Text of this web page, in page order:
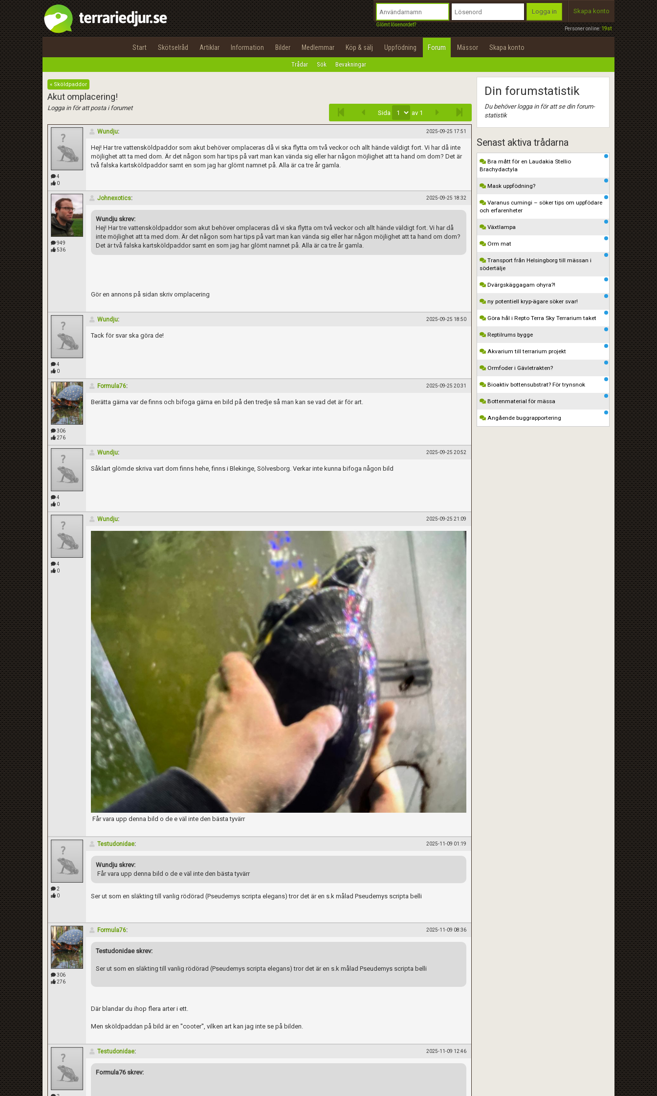
Personer online:19st
Logga in
Glömt lösenordet?
Skapa konto
Start Skötselråd Artiklar Information Bilder Medlemmar Köp & sälj Uppfödning Forum Mässor Skapa konto
Trådar Sök Bevakningar
« Sköldpaddor
Akut omplacering!
Logga in för att posta i forumet
Sida av 1
4
0
Wundju: 2025-09-25 17:51
Hej! Har tre vattensköldpaddor som akut behöver omplaceras då vi ska flytta om två veckor och allt hände väldigt fort. Vi har då inte
möjlighet att ta med dom. Är det någon som har tips på vart man kan vända sig eller har någon möjlighet att ta hand om dom? Det är
två falska kartsköldpaddor samt en som jag har glömt namnet på. Alla är ca tre år gamla.
949
536
Johnexotics: 2025-09-25 18:32
Wundju skrev:
Hej! Har tre vattensköldpaddor som akut behöver omplaceras då vi ska flytta om två veckor och allt hände väldigt fort. Vi har då
inte möjlighet att ta med dom. Är det någon som har tips på vart man kan vända sig eller har någon möjlighet att ta hand om dom?
Det är två falska kartsköldpaddor samt en som jag har glömt namnet på. Alla är ca tre år gamla.
Gör en annons på sidan skriv omplacering
4
0
Wundju: 2025-09-25 18:50
Tack för svar ska göra de!
306
276
Formula76: 2025-09-25 20:31
Berätta gärna var de finns och bifoga gärna en bild på den tredje så man kan se vad det är för art.
4
0
Wundju: 2025-09-25 20:52
Såklart glömde skriva vart dom finns hehe, finns i Blekinge, Sölvesborg. Verkar inte kunna bifoga någon bild
4
0
Wundju: 2025-09-25 21:09
Får vara upp denna bild o de e väl inte den bästa tyvärr
2
0
Testudonidae: 2025-11-09 01:19
Wundju skrev:
Får vara upp denna bild o de e väl inte den bästa tyvärr
Ser ut som en släkting till vanlig rödörad (Pseudemys scripta elegans) tror det är en s.k målad Pseudemys scripta belli
306
276
Formula76: 2025-11-09 08:36
Testudonidae skrev:
Ser ut som en släkting till vanlig rödörad (Pseudemys scripta elegans) tror det är en s.k målad Pseudemys scripta belli
Där blandar du ihop flera arter i ett.
Men sköldpaddan på bild är en ''cooter'', vilken art kan jag inte se på bilden.
Testudonidae: 2025-11-09 12:46
Formula76 skrev:
Din forumstatistik
Du behöver logga in för att se din forum-
statistik
Senast aktiva trådarna
Bra mått för en Laudakia Stellio
Brachydactyla
Mask uppfödning?
Varanus cumingi – söker tips om uppfödare
och erfarenheter
Växtlampa
Orm mat
Transport från Helsingborg till mässan i
södertälje
Dvärgskäggagam ohyra?!
ny potentiell kryp-ägare söker svar!
Göra hål i Repto Terra Sky Terrarium taket
Reptilrums bygge
Akvarium till terrarium projekt
Ormfoder i Gävletrakten?
Bioaktiv bottensubstrat? För trynsnok
Bottenmaterial för mässa
Angående buggrapportering
Infoga
Utför
100%
OK
integritetspolicy
Namn:
Epost:
Privacy Policy
Terms of Service
Skapa konto
Begär nytt lösenord
Tillbaka till förstasidan